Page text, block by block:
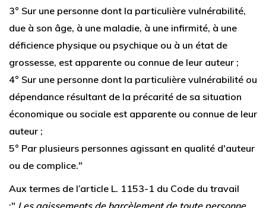
3° Sur une personne dont la particulière vulnérabilité,
due à son âge, à une maladie, à une infirmité, à une
déficience physique ou psychique ou à un état de
grossesse, est apparente ou connue de leur auteur ;
4° Sur une personne dont la particulière vulnérabilité ou
dépendance résultant de la précarité de sa situation
économique ou sociale est apparente ou connue de leur
auteur ;
5° Par plusieurs personnes agissant en qualité d'auteur
ou de complice."
Aux termes de l’article L. 1153-1 du Code du travail
:" Les agissements de harcèlement de toute personne